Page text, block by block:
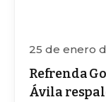
25 de enero
Refrenda
Ávila